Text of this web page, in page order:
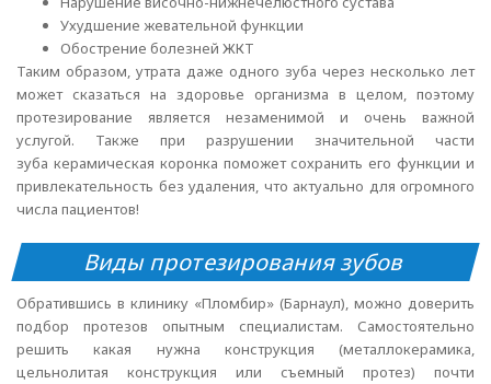
Ухудшение жевательной функции
Обострение болезней ЖКТ
Таким образом, утрата даже одного зуба через несколько лет
может сказаться на здоровье организма в целом, поэтому
протезирование является незаменимой и очень важной
услугой. Также при разрушении значительной части
зуба керамическая коронка поможет сохранить его функции и
привлекательность без удаления, что актуально для огромного
числа пациентов!
Виды протезирования зубов
Обратившись в клинику «Пломбир» (Барнаул), можно доверить
подбор протезов опытным специалистам. Самостоятельно
решить какая нужна конструкция (металлокерамика,
цельнолитая конструкция или съемный протез) почти